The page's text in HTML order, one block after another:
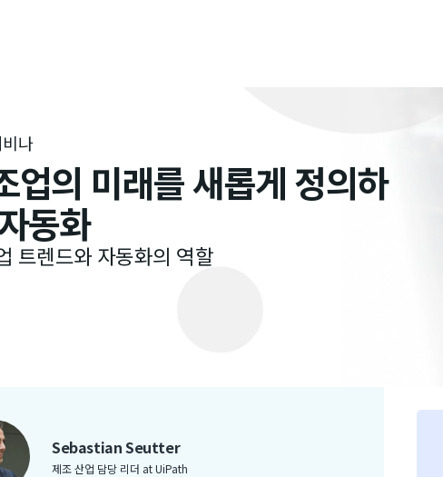
나
업의 미래를 새롭게 정의하
동화
트렌드와 자동화의 역할
Sebastian Seutter
제조 산업 담당 리더 at UiPath